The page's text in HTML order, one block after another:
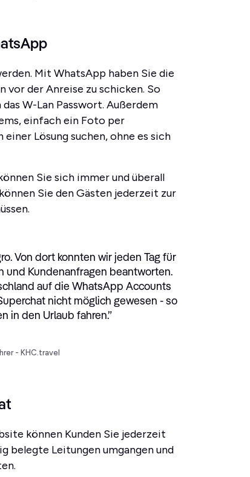
Mit WhatsApp haben Sie die
der Anreise zu schicken. So
W-Lan Passwort. Außerdem
einfach ein Foto per
Lösung suchen, ohne es sich
Sie sich immer und überall
Sie den Gästen jederzeit zur
Von dort konnten wir jeden Tag für
und Kundenanfragen beantworten.
auf die WhatsApp Accounts
nicht möglich gewesen - so
in den Urlaub fahren.”
- KHC.travel
können Kunden Sie jederzeit
belegte Leitungen umgangen und